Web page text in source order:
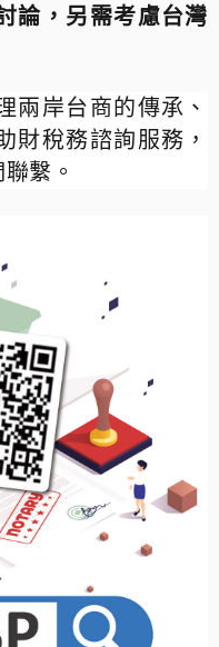
論，另需考慮台灣
兩岸台商的傳承、
財稅務諮詢服務，
繫。